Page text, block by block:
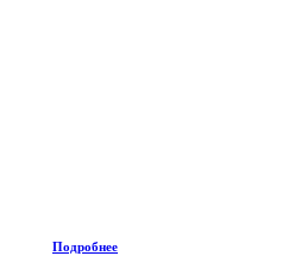
Подробнее